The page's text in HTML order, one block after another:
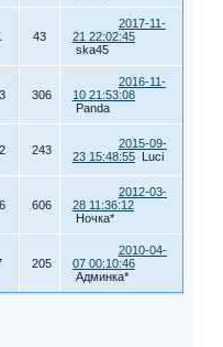
43
2017-11-
21 22:02:45
ska45
306
2016-11-
10 21:53:08
Panda
243
2015-09-
23 15:48:55 Luci
606
2012-03-
28 11:36:12
Ночка*
205
2010-04-
07 00:10:46
Админка*